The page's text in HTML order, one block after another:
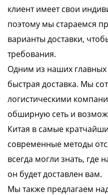
клиент имеет свои
поэтому мы стараемся
варианты доставки,
требования.
Одним из наших главных
быстрая доставка. Мы
логистическими
обширную сеть и
Китая в самые
современные методы
всегда могли знать, где
он будет доставлен вам.
Мы также предлагаем